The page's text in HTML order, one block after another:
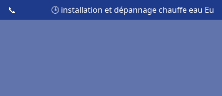
📞 🕒 installation et dépannage chauffe eau Eu